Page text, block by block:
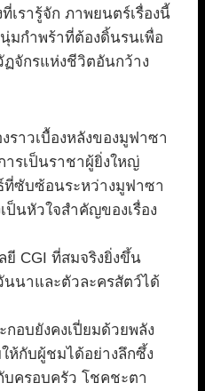
เรารู้จัก ภาพยนตร์เรื่องนี้
มกำพร้าที่ต้องดิ้นรนเพื่อ
จักรแห่งชีวิตอันกว้าง
ราวเบื้องหลังของมูฟาซา
ารเป็นราชาผู้ยิ่งใหญ่
ซับซ้อนระหว่างมูฟาซา
ป็นหัวใจสำคัญของเรื่อง
ยี CGI ที่สมจริงยิ่งขึ้น
นนาและตัวละครสัตว์ได้
อบยังคงเปี่ยมด้วยพลัง
ห้กับผู้ชมได้อย่างลึกซึ้ง
บครอบครัว โชคชะตา